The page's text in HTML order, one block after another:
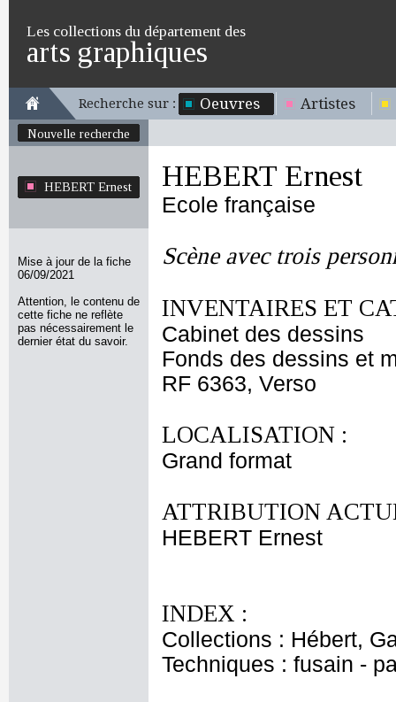
Les collections du département des
arts graphiques
Recherche sur : Oeuvres Artistes
Nouvelle recherche
HEBERT Ernest
Mise à jour de la fiche
06/09/2021
Attention, le contenu de
cette fiche ne reflète
pas nécessairement le
dernier état du savoir.
HEBERT Ernest
Ecole française
Scène avec trois
INVENTAIRES ET
Cabinet des dessins
Fonds des dessins et
RF 6363, Verso
LOCALISATION :
Grand format
ATTRIBUTION
HEBERT Ernest
INDEX :
Collections : Hébert,
Techniques : fusain -